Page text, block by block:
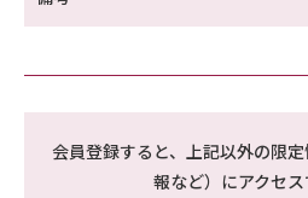
会員登録すると、上記以外の限
報など）にアクセス